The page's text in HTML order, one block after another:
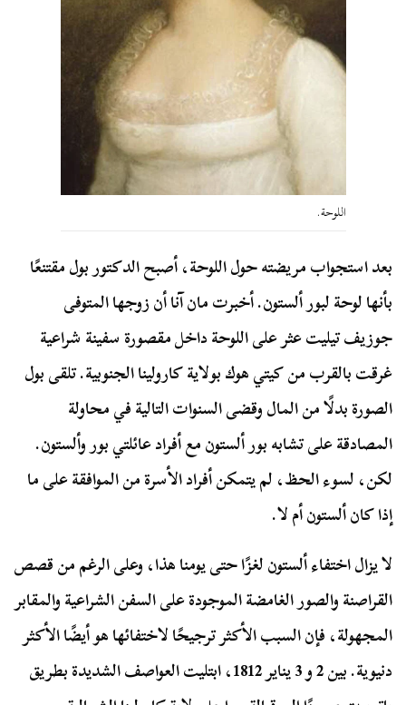
اللوحة.
بعد استجواب مريضته حول اللوحة، أصبح الدكتور بول مقتنعًا
بأنها لوحة لبور ألستون. أخبرت مان آنا أن زوجها المتوفى
جوزيف تيليت عثر على اللوحة داخل مقصورة سفينة شراعية
غرقت بالقرب من كيتي هوك بولاية كارولينا الجنوبية. تلقى بول
الصورة بدلًا من المال وقضى السنوات التالية في محاولة
المصادقة على تشابه بور ألستون مع أفراد عائلتي بور وألستون.
لكن، لسوء الحظ، لم يتمكن أفراد الأسرة من الموافقة على ما
إذا كان ألستون أم لا.
لا يزال اختفاء ألستون لغزًا حتى يومنا هذا، وعلى الرغم من قصص
القراصنة والصور الغامضة الموجودة على السفن الشراعية والمقابر
المجهولة، فإن السبب الأكثر ترجيحًا لاختفائها هو أيضًا الأكثر
دنيوية. بين 2 و 3 يناير 1812، ابتليت العواصف الشديدة بطريق